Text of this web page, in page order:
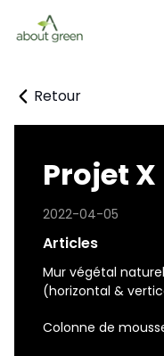
Retour
Projet X
2022-04-05
Articles
Mur végétal naturel
(horizontal &
Colonne de